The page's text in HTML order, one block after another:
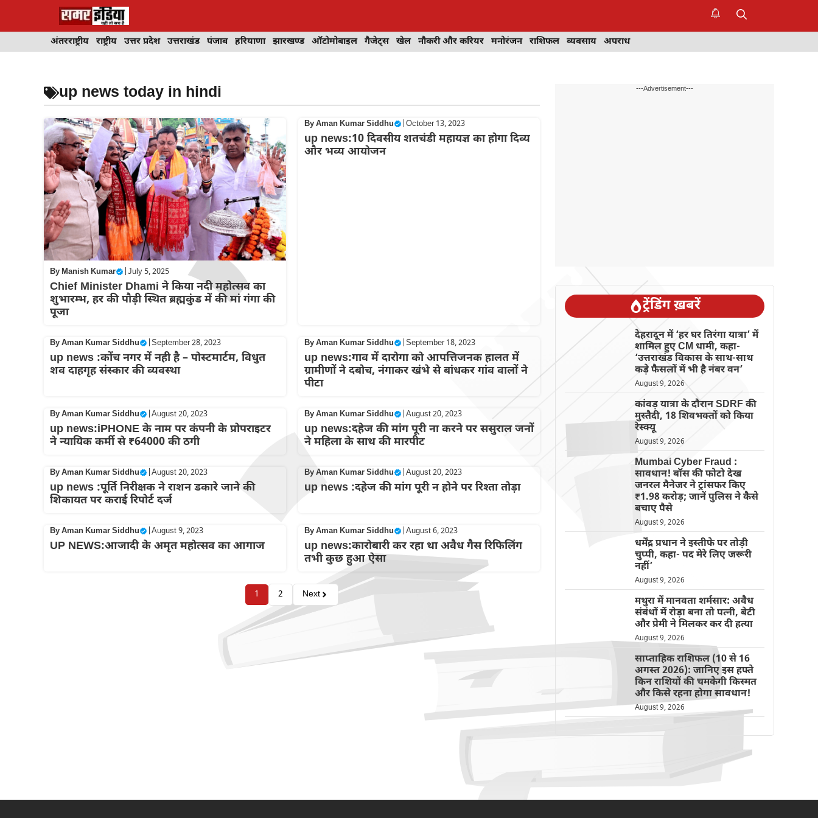
अंतरराष्ट्रीय राष्ट्रीय उत्तर प्रदेश उत्तराखंड पंजाब हरियाणा झारखण्ड ऑटोमोबाइल गैजेट्स खेल नौकरी और करियर मनोरंजन राशिफल व्यवसाय अपराध
up news today in hindi
ByManish Kumar July 5, 2025
Chief Minister Dhami ने किया नदी महोत्सव का
शुभारम्भ, हर की पौड़ी स्थित ब्रह्मकुंड में की मां गंगा की
पूजा
ByAman Kumar Siddhu | October 13, 2023
up news:10 दिवसीय शतचंडी महायज्ञ का होगा दिव्य
और भव्य आयोजन
ByAman Kumar Siddhu September 28, 2023
up news :कोंच नगर में नही है – पोस्टमार्टम, विधुत
शव दाहगृह संस्कार की व्यवस्था
ByAman Kumar Siddhu | September 18, 2023
up news:गाव में दारोगा को आपत्तिजनक हालत में
ग्रामीणों ने दबोच, नंगाकर खंभे से बांधकर गांव वालों ने
पीटा
ByAman Kumar Siddhu August 20, 2023
up news:iPHONE के नाम पर कंपनी के प्रोपराइटर
ने न्यायिक कर्मी से ₹64000 की ठगी
ByAman Kumar Siddhu | August 20, 2023
up news:दहेज की मांग पूरी ना करने पर ससुराल जनों
ने महिला के साथ की मारपीट
ByAman Kumar Siddhu August 20, 2023
up news :पूर्ति निरीक्षक ने राशन डकारे जाने की
शिकायत पर कराई रिपोर्ट दर्ज
ByAman Kumar Siddhu | August 20, 2023
up news :दहेज की मांग पूरी न होने पर रिश्ता तोड़ा
ByAman Kumar Siddhu August 9, 2023
UP NEWS:आजादी के अमृत महोत्सव का आगाज
ByAman Kumar Siddhu | August 6, 2023
up news:कारोबारी कर रहा था अवैध गैस रिफिलिंग
तभी कुछ हुआ ऐसा
1 2 Next
---Advertisement---
ट्रेंडिंग ख़बरें
देहरादून में ‘हर घर तिरंगा यात्रा’ में
शामिल हुए CM धामी, कहा-
‘उत्तराखंड विकास के साथ-साथ
कड़े फैसलों में भी है नंबर वन’
August 9, 2026
कांवड़ यात्रा के दौरान SDRF की
मुस्तैदी, 18 शिवभक्तों को किया
रेस्क्यू
August 9, 2026
Mumbai Cyber Fraud :
सावधान! बॉस की फोटो देख
जनरल मैनेजर ने ट्रांसफर किए
₹1.98 करोड़; जानें पुलिस ने कैसे
बचाए पैसे
August 9, 2026
धर्मेंद्र प्रधान ने इस्तीफे पर तोड़ी
चुप्पी, कहा- पद मेरे लिए जरूरी
नहीं’
August 9, 2026
मथुरा में मानवता शर्मसार: अवैध
संबंधों में रोड़ा बना तो पत्नी, बेटी
और प्रेमी ने मिलकर कर दी हत्या
August 9, 2026
साप्ताहिक राशिफल (10 से 16
अगस्त 2026): जानिए इस हफ्ते
किन राशियों की चमकेगी किस्मत
और किसे रहना होगा सावधान!
August 9, 2026